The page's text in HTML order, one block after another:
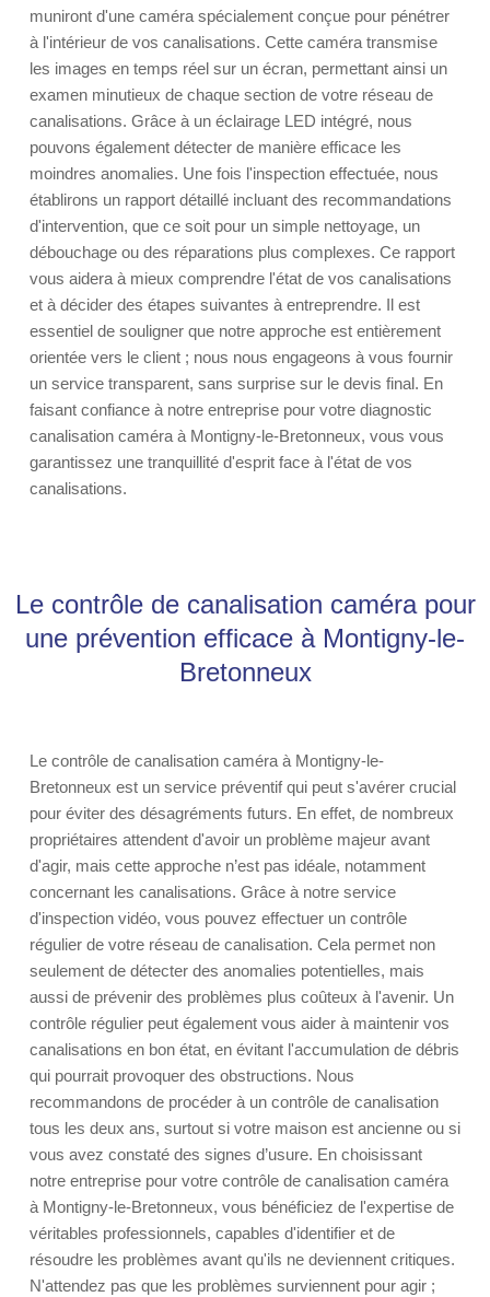
muniront d'une caméra spécialement conçue pour pénétrer
à l'intérieur de vos canalisations. Cette caméra transmise
les images en temps réel sur un écran, permettant ainsi un
examen minutieux de chaque section de votre réseau de
canalisations. Grâce à un éclairage LED intégré, nous
pouvons également détecter de manière efficace les
moindres anomalies. Une fois l'inspection effectuée, nous
établirons un rapport détaillé incluant des recommandations
d'intervention, que ce soit pour un simple nettoyage, un
débouchage ou des réparations plus complexes. Ce rapport
vous aidera à mieux comprendre l'état de vos canalisations
et à décider des étapes suivantes à entreprendre. Il est
essentiel de souligner que notre approche est entièrement
orientée vers le client ; nous nous engageons à vous fournir
un service transparent, sans surprise sur le devis final. En
faisant confiance à notre entreprise pour votre diagnostic
canalisation caméra à Montigny-le-Bretonneux, vous vous
garantissez une tranquillité d'esprit face à l'état de vos
canalisations.
Le contrôle de canalisation caméra pour
une prévention efficace à Montigny-le-
Bretonneux
Le contrôle de canalisation caméra à Montigny-le-
Bretonneux est un service préventif qui peut s'avérer crucial
pour éviter des désagréments futurs. En effet, de nombreux
propriétaires attendent d'avoir un problème majeur avant
d'agir, mais cette approche n’est pas idéale, notamment
concernant les canalisations. Grâce à notre service
d'inspection vidéo, vous pouvez effectuer un contrôle
régulier de votre réseau de canalisation. Cela permet non
seulement de détecter des anomalies potentielles, mais
aussi de prévenir des problèmes plus coûteux à l'avenir. Un
contrôle régulier peut également vous aider à maintenir vos
canalisations en bon état, en évitant l'accumulation de débris
qui pourrait provoquer des obstructions. Nous
recommandons de procéder à un contrôle de canalisation
tous les deux ans, surtout si votre maison est ancienne ou si
vous avez constaté des signes d’usure. En choisissant
notre entreprise pour votre contrôle de canalisation caméra
à Montigny-le-Bretonneux, vous bénéficiez de l'expertise de
véritables professionnels, capables d'identifier et de
résoudre les problèmes avant qu'ils ne deviennent critiques.
N'attendez pas que les problèmes surviennent pour agir ;